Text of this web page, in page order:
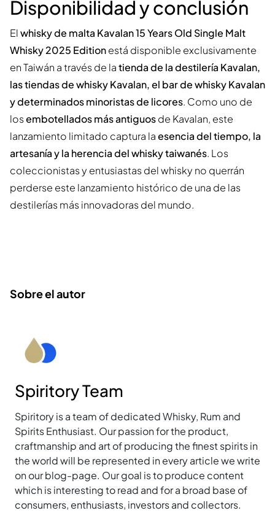
Disponibilidad y conclusión
Elwhisky de malta Kavalan 15 Years Old Single Malt
Whisky 2025 Editionestá disponible exclusivamente
en Taiwán a través de latienda de la destilería Kavalan,
las tiendas de whisky Kavalan, el bar de whisky Kavalan
y determinados minoristas de licores. Como uno de
losembotellados más antiguosde Kavalan, este
lanzamiento limitado captura laesencia del tiempo, la
artesanía y la herencia del whisky taiwanés. Los
coleccionistas y entusiastas del whisky no querrán
perderse este lanzamiento histórico de una de las
destilerías más innovadoras del mundo.
Sobre el autor
Spiritory Team
Spiritory is a team of dedicated Whisky, Rum and
Spirits Enthusiast. Our passion for the product,
craftmanship and art of producing the finest spirits in
the world will be represented in every article we write
on our blog-page. Our goal is to produce content
which is interesting to read and for a broad base of
consumers, enthusiasts, investors and collectors.